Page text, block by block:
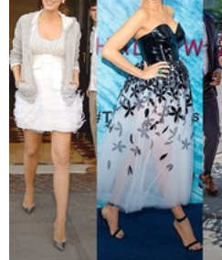
модне взуття 2016
модне взуття осінь
ЧИТАЙ ТАКОЖ